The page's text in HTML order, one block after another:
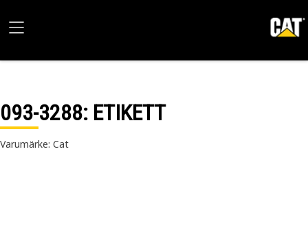
093-3288: ETIKETT
Varumärke: Cat